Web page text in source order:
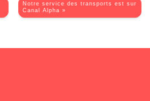
Notre service des transports est sur
Canal Alpha »